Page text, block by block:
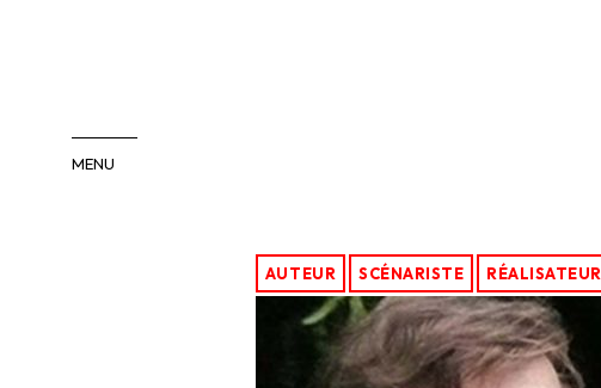
MENU
AUTEUR SCÉNARISTE RÉALISATEUR